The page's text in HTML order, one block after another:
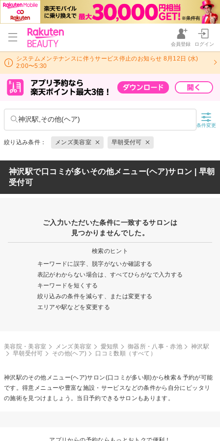
会員登録 ログイン
システムメンテナンスに伴うサービス停止のお知らせ 8月12日 (水)
2:00〜5:30
神沢駅,その他(ヘア)
条件変更
絞り込み条件： メンズ美容室 早朝受付可
神沢駅で口コミが多いその他メニュー(ヘア)サロン | 早朝
受付可
ご入力いただいた条件に一致するサロンは
見つかりませんでした。
検索のヒント
キーワードに誤字、脱字がないか確認する
表記がわからない場合は、すべてひらがなで入力する
キーワードを短くする
絞り込みの条件を減らす、または変更する
エリアや駅などを変更する
美容院・美容室 メンズ美容室 愛知県 御器所・八事・赤池
神沢駅
早朝受付可
その他(ヘア) 口コミ数順（すべて）
神沢駅のその他メニュー(ヘア)サロン(口コミが多い順)から検索＆予約が可能
です。得意メニューや豊富な施設・サービスなどの条件から自分にピッタリ
の施術を見つけましょう。当日予約できるサロンもあります。